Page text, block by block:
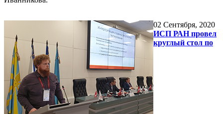
02 Сентября, 2020
ИСП РАН провел
круглый стол по